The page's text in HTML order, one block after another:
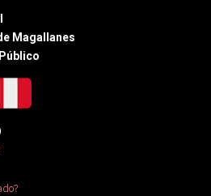
Magallanes